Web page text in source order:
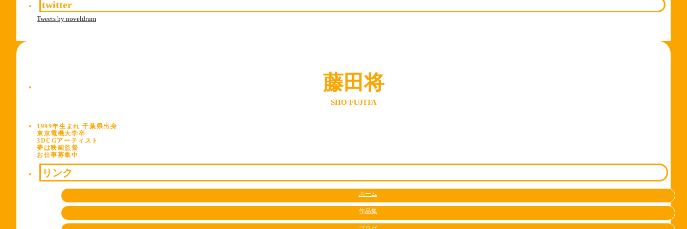
twitter
Tweets by noveldrum
藤田将
SHO FUJITA
1999年生まれ 千葉県出身
東京電機大学卒
3DCGアーティスト
夢は映画監督
お仕事募集中
リンク
ホーム
作品集